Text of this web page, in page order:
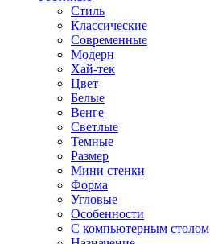
Стиль
Классические
Современные
Модерн
Хай-тек
Цвет
Белые
Венге
Светлые
Темные
Размер
Мини стенки
Форма
Угловые
Особенности
С компьютерным столом